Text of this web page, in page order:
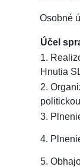
Osobné
Účel
1.
Hnutia
2.
3.
4.
5.